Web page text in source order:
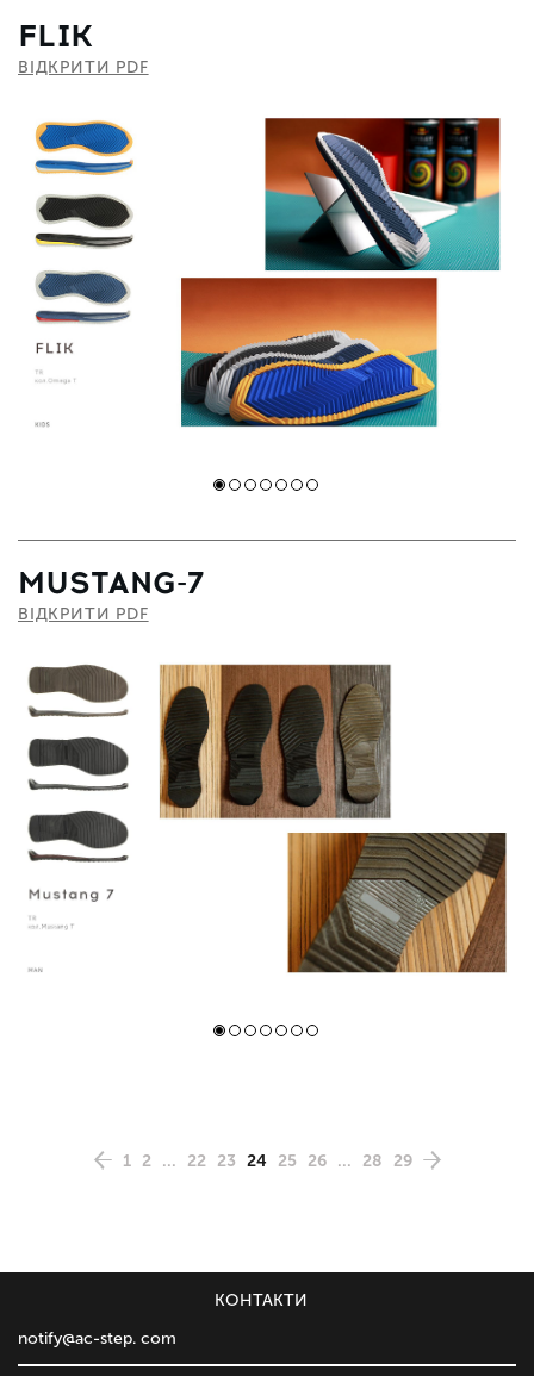
FLIK
ВІДКРИТИ PDF
MUSTANG-7
ВІДКРИТИ PDF
1 2 ... 22 23 24 25 26 ... 28 29
КОНТАКТИ
notify@ac-step. com